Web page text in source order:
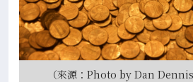
（來源：Photo by Dan